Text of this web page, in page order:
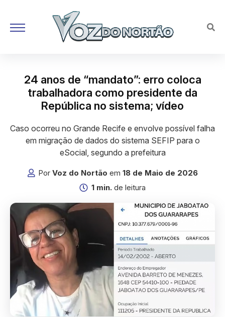
24 anos de “mandato”: erro coloca
trabalhadora como presidente da
República no sistema; vídeo
Caso ocorreu no Grande Recife e envolve possível falha
em migração de dados do sistema SEFIP para o
eSocial, segundo a prefeitura
Por Voz do Nortão em 18 de Maio de 2026
1 min. de leitura